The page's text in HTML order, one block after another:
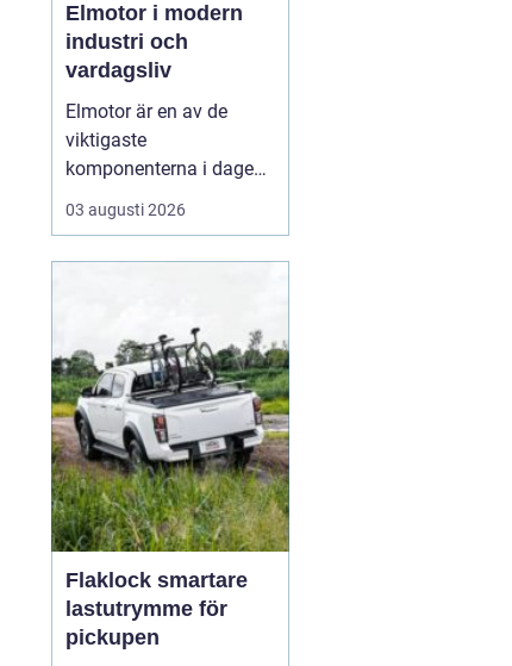
Elmotor i modern
industri och
vardagsliv
Elmotor är en av de
viktigaste
komponenterna i dagens
samhälle, från små
hushållsapparater till
driftsäkerhet, lägre ...
03 augusti 2026
Flaklock smartare
lastutrymme för
pickupen